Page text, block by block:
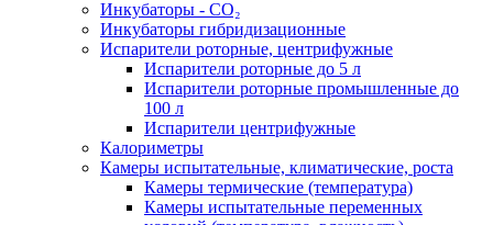
Инкубаторы - CO₂
Инкубаторы гибридизационные
Испарители роторные, центрифужные
Испарители роторные до 5 л
Испарители роторные промышленные до
100 л
Испарители центрифужные
Калориметры
Камеры испытательные, климатические, роста
Камеры термические (температура)
Камеры испытательные переменных